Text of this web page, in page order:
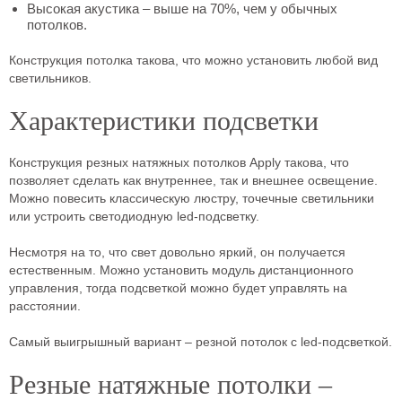
Высокая акустика – выше на 70%, чем у обычных
потолков.
Конструкция потолка такова, что можно установить любой вид
светильников.
Характеристики подсветки
Конструкция резных натяжных потолков Apply такова, что
позволяет сделать как внутреннее, так и внешнее освещение.
Можно повесить классическую люстру, точечные светильники
или устроить светодиодную led-подсветку.
Несмотря на то, что свет довольно яркий, он получается
естественным. Можно установить модуль дистанционного
управления, тогда подсветкой можно будет управлять на
расстоянии.
Самый выигрышный вариант – резной потолок с led-подсветкой.
Резные натяжные потолки –